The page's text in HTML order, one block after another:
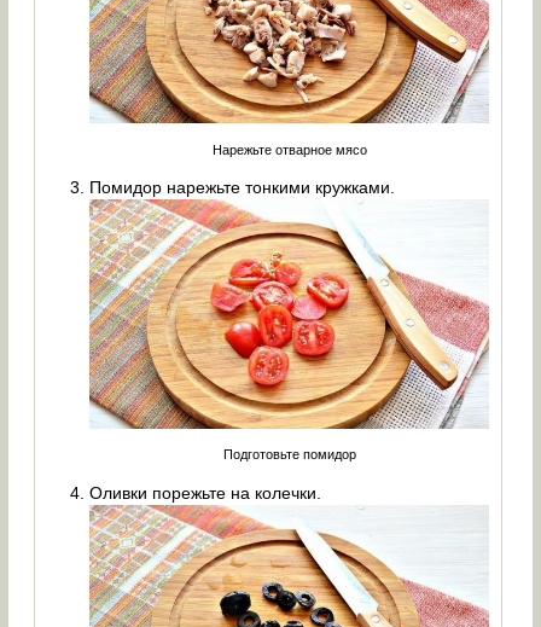
Нарежьте отварное мясо
Помидор нарежьте тонкими кружками.
Подготовьте помидор
Оливки порежьте на колечки.